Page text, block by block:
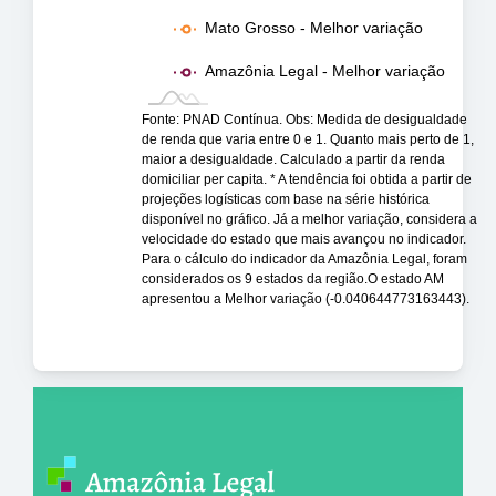
Mato Grosso - Melhor variação
Amazônia Legal - Melhor variação
Fonte: PNAD Contínua. Obs: Medida de desigualdade
de renda que varia entre 0 e 1. Quanto mais perto de 1,
maior a desigualdade. Calculado a partir da renda
domiciliar per capita. * A tendência foi obtida a partir de
projeções logísticas com base na série histórica
disponível no gráfico. Já a melhor variação, considera a
velocidade do estado que mais avançou no indicador.
Para o cálculo do indicador da Amazônia Legal, foram
considerados os 9 estados da região.O estado AM
apresentou a Melhor variação (-0.040644773163443).